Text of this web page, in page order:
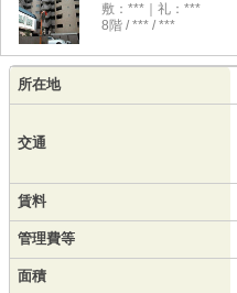
敷：***｜礼：***
8階 / *** / ***
所在地
交通
賃料
管理費等
面積